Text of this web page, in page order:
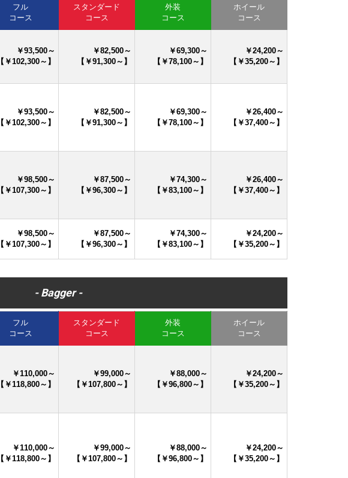
フル
コース
スタンダード
コース
外装
コース
ホイール
コース
￥93,500～
【￥102,300～】
￥82,500～
【￥91,300～】
￥69,300～
【￥78,100～】
￥24,200～
【￥35,200～】
￥93,500～
【￥102,300～】
￥82,500～
【￥91,300～】
￥69,300～
【￥78,100～】
￥26,400～
【￥37,400～】
￥98,500～
【￥107,300～】
￥87,500～
【￥96,300～】
￥74,300～
【￥83,100～】
￥26,400～
【￥37,400～】
￥98,500～
【￥107,300～】
￥87,500～
【￥96,300～】
￥74,300～
【￥83,100～】
￥24,200～
【￥35,200～】
- Bagger -
フル
コース
スタンダード
コース
外装
コース
ホイール
コース
￥110,000～
【￥118,800～】
￥99,000～
【￥107,800～】
￥88,000～
【￥96,800～】
￥24,200～
【￥35,200～】
￥110,000～
【￥118,800～】
￥99,000～
【￥107,800～】
￥88,000～
【￥96,800～】
￥24,200～
【￥35,200～】